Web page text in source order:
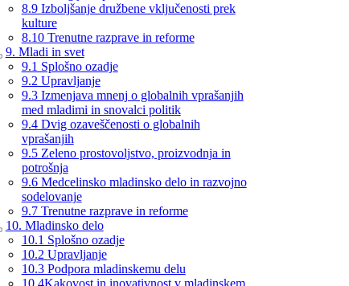
8.9 Izboljšanje družbene vključenosti prek
kulture
8.10 Trenutne razprave in reforme
9. Mladi in svet
9.1 Splošno ozadje
9.2 Upravljanje
9.3 Izmenjava mnenj o globalnih vprašanjih
med mladimi in snovalci politik
9.4 Dvig ozaveščenosti o globalnih
vprašanjih
9.5 Zeleno prostovoljstvo, proizvodnja in
potrošnja
9.6 Medcelinsko mladinsko delo in razvojno
sodelovanje
9.7 Trenutne razprave in reforme
10. Mladinsko delo
10.1 Splošno ozadje
10.2 Upravljanje
10.3 Podpora mladinskemu delu
10.4Kakovost in inovativnost v mladinskem